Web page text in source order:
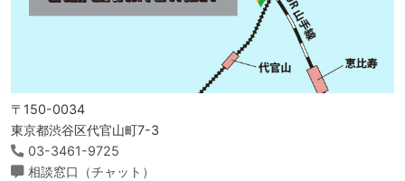
〒150-0034
東京都渋谷区代官山町7-3
03-3461-9725
相談窓口（チャット）